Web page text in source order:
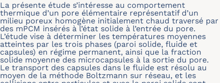
La présente étude s’intéresse au comportement
thermique d’un pore élémentaire représentatif d’un
milieu poreux homogène initialement chaud traversé par
des mPCM insérés à l’état solide à l’entrée du pore.
L’étude vise à déterminer les températures moyennes
atteintes par les trois phases (paroi solide, fluide et
capsules) en régime permanent, ainsi que la fraction
solide moyenne des microcapsules à la sortie du pore.
Le transport des capsules dans le fluide est résolu au
moyen de la méthode Boltzmann sur réseau, et les